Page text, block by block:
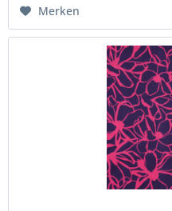
Merken